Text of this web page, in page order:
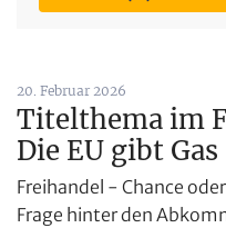
20. Februar 2026
Titelthema im
Die EU gibt Gas
Freihandel - Chance
Frage hinter den